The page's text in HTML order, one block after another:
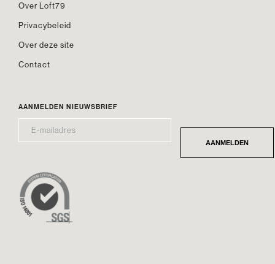
Over Loft79
Privacybeleid
Over deze site
Contact
AANMELDEN NIEUWSBRIEF
MAILADRES* AANMELDEN